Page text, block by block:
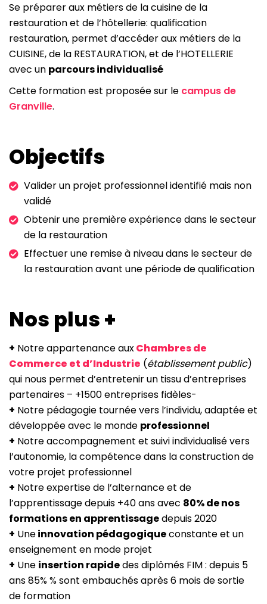
Se préparer aux métiers de la cuisine de la
restauration et de l’hôtellerie: qualification
restauration, permet d’accéder aux métiers de la
CUISINE, de la RESTAURATION, et de l’HOTELLERIE
avec un parcours individualisé
Cette formation est proposée sur le campus de
Granville.
Objectifs
Valider un projet professionnel identifié mais non
validé
Obtenir une première expérience dans le secteur
de la restauration
Effectuer une remise à niveau dans le secteur de
la restauration avant une période de qualification
Nos plus +
+ Notre appartenance auxChambres de
Commerce et d’Industrie (établissement public)
qui nous permet d’entretenir un tissu d’entreprises
partenaires – +1500 entreprises fidèles-
+ Notre pédagogie tournée vers l’individu, adaptée et
développée avec le monde professionnel
+ Notre accompagnement et suivi individualisé vers
l’autonomie, la compétence dans la construction de
votre projet professionnel
+ Notre expertise de l’alternance et de
l’apprentissage depuis +40 ans avec 80% de nos
formations en apprentissagedepuis 2020
+ Uneinnovation pédagogiqueconstante et un
enseignement en mode projet
+ Une insertion rapidedes diplômés FIM : depuis 5
ans 85% % sont embauchés après 6 mois de sortie
de formation